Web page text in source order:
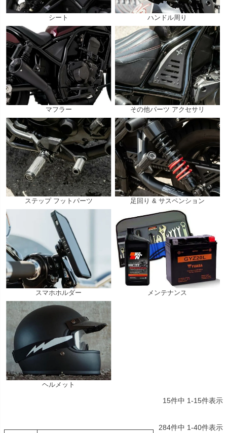
シート ハンドル周り
マフラー その他パーツ アクセサリ
ステップ フットパーツ 足回り & サスペンション
スマホホルダー メンテナンス
ヘルメット
15件中 1-15件表示
284件中 1-40件表示